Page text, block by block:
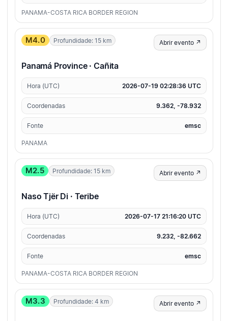
PANAMA-COSTA RICA BORDER REGION
M4.0 Profundidade: 15 km Abrir evento ↗
Panamá Province · Cañita
Hora (UTC) 2026-07-19 02:28:36 UTC
Coordenadas 9.362, -78.932
Fonte emsc
PANAMA
M2.5 Profundidade: 15 km Abrir evento ↗
Naso Tjër Di · Teribe
Hora (UTC) 2026-07-17 21:16:20 UTC
Coordenadas 9.232, -82.662
Fonte emsc
PANAMA-COSTA RICA BORDER REGION
M3.3 Profundidade: 4 km Abrir evento ↗